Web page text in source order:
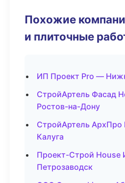
Похожие
и плиточные
ИП Проект Pro —
СтройАртель Фасад
Ростов-на-Дону
СтройАртель АрхПро
Калуга
Проект-Строй
Петрозаводск